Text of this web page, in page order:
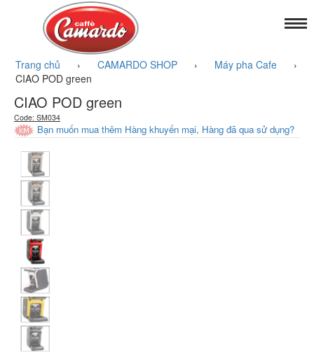
Trang chủ › CAMARDO SHOP › Máy pha Cafe ›
CIAO POD green
CIAO POD green
Code: SM034
Bạn muốn mua thêm Hàng khuyến mại, Hàng đã qua sử dụng?